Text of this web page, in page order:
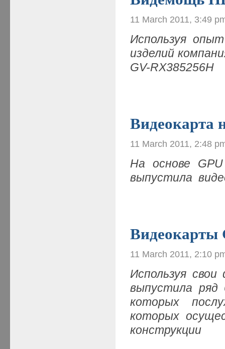
11 March 2011, 3:49
Используя
изделий
GV-RX385256H
Видеокарта
11 March 2011, 2:48
На основе
выпустила
Видеокарты
11 March 2011, 2:10
Используя
выпустила ряд
которых
которых
конструкции